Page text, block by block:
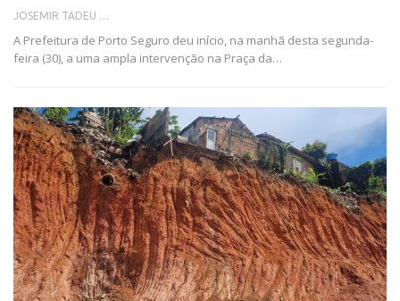
A Prefeitura de Porto Seguro deu início, na manhã desta segunda-
feira (30), a uma ampla intervenção na Praça da…